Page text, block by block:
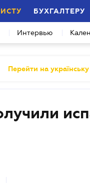
БУХГАЛТЕРУ
Интервью
Перейти на українську